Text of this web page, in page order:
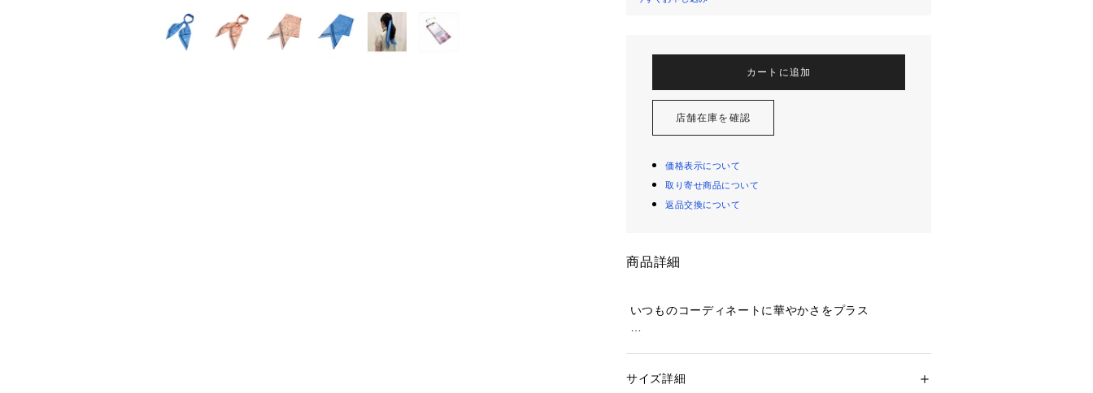
カートに追加
店舗在庫を確認
価格表示について
取り寄せ商品について
返品交換について
商品詳細
いつものコーディネートに華やかさをプラス
性別：レディース
サイズ詳細